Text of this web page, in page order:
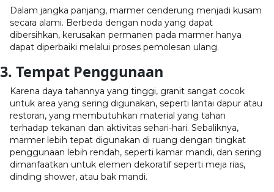
Dalam jangka panjang, marmer cenderung menjadi kusam
secara alami. Berbeda dengan noda yang dapat
dibersihkan, kerusakan permanen pada marmer hanya
dapat diperbaiki melalui proses pemolesan ulang.
3. Tempat Penggunaan
Karena daya tahannya yang tinggi, granit sangat cocok
untuk area yang sering digunakan, seperti lantai dapur atau
restoran, yang membutuhkan material yang tahan
terhadap tekanan dan aktivitas sehari-hari. Sebaliknya,
marmer lebih tepat digunakan di ruang dengan tingkat
penggunaan lebih rendah, seperti kamar mandi, dan sering
dimanfaatkan untuk elemen dekoratif seperti meja rias,
dinding shower, atau bak mandi.